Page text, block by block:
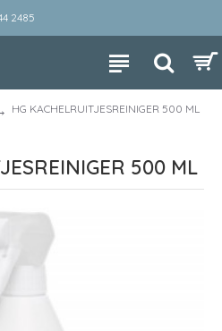
2485
HG KACHELRUITJESREINIGER 500 ML
500 ML